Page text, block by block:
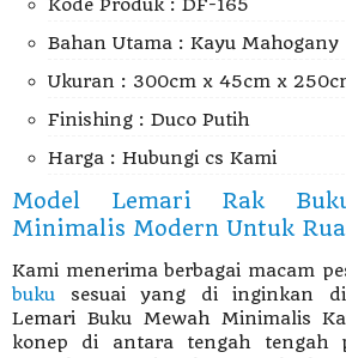
Kode Produk : DF-165
Bahan Utama : Kayu Mahogany
Ukuran : 300cm x 45cm x
Finishing : Duco Putih
Harga : Hubungi cs Kami
Model Lemari Rak
Minimalis Modern Untuk
Kami menerima berbagai macam
buku sesuai yang di inginkan
Lemari Buku Mewah Minimalis
konep di antara tengah tengah